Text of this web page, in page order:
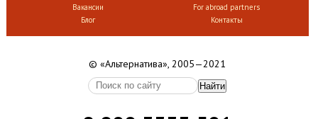
Вакансии
For abroad partners
Блог
Контакты
© «Альтернатива», 2005—2021